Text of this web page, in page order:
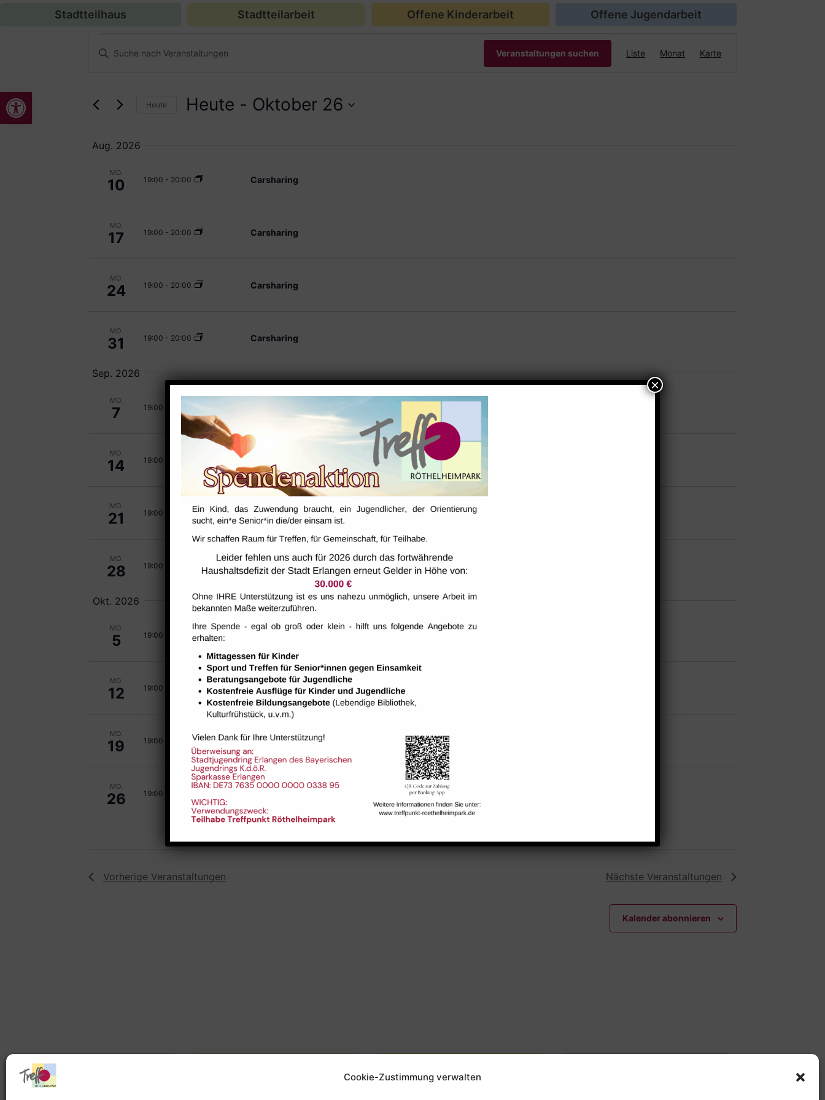
Werkzeugleiste öffnen
Cookie-Zustimmung verwalten
Stadtteilhaus Stadtteilarbeit Offene Kinderarbeit Offene Jugendarbeit
Veranstaltungen
Ansichten,
Navigation
Bitte
Schlüsselwort
Schlüsselwort.
Veranstaltungen suchen
Ansichten-
Liste Monat Karte
Heute Heute - Oktober 26
Aug. 2026
MO.
10 19:00 - 20:00 Carsharing
MO.
17 19:00 - 20:00 Carsharing
MO.
24 19:00 - 20:00 Carsharing
MO.
31 19:00 - 20:00 Carsharing
Sep. 2026
MO.
7 19:00
MO.
14 19:00
MO.
21 19:00 Carsharing
MO.
28 19:00 Carsharing
Okt. 2026
MO.
5 19:00
MO.
12 19:00 Carsharing
MO.
19 19:00 Carsharing
MO.
26 19:00
Vorherige Veranstaltungen Nächste Veranstaltungen
Kalender abonnieren
Stadtteilhaus
Offene Kinderarbeit -